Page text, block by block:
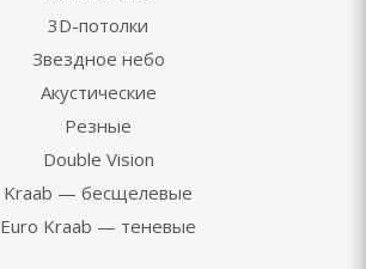
3D-потолки
Звездное небо
Акустические
Резные
Double Vision
Kraab — бесщелевые
Euro Kraab — теневые